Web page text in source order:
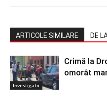
ARTICOLE SIMILARE DE
Investigatii
Crimă la
omorât